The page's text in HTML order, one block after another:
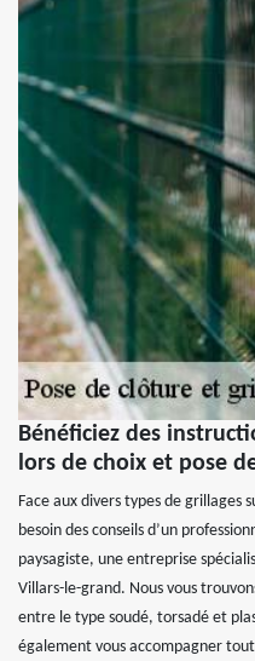
Bénéficiez des
lors de choix et pose
Face aux divers types de grillages
besoin des conseils d’un
paysagiste, une entreprise
Villars-le-grand. Nous vous
entre le type soudé, torsadé et
également vous accompagner